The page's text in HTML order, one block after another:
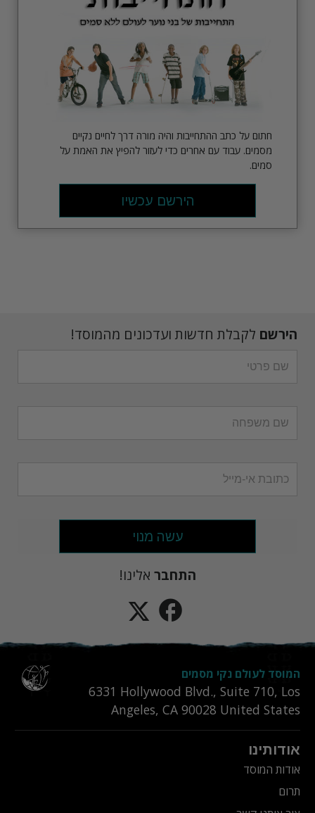
חתום על כתב ההתחייבות והיה מורה דרך לחיים נקיים
מסמים. עבוד עם אחרים כדי לעזור להפיץ את האמת על
סמים.
הירשם עכשיו
הירשם לקבלת חדשות ועדכונים מהמוסד!
עשה מנוי
התחבר אלינו!
המוסד לעולם נקי מסמים
6331‎ Hollywood Blvd., Suite 710, Los
Angeles, CA 90028 United States
אודותינו
אודות המוסד
תרום